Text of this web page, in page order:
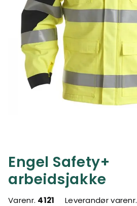
Engel Safety+
arbeidsjakke
Varenr. 4121 Leverandør varenr.